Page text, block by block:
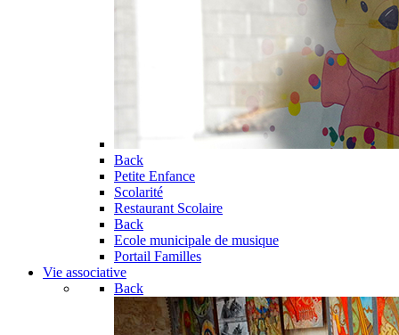
Back
Petite Enfance
Scolarité
Restaurant Scolaire
Back
Ecole municipale de musique
Portail Familles
Vie associative
Back